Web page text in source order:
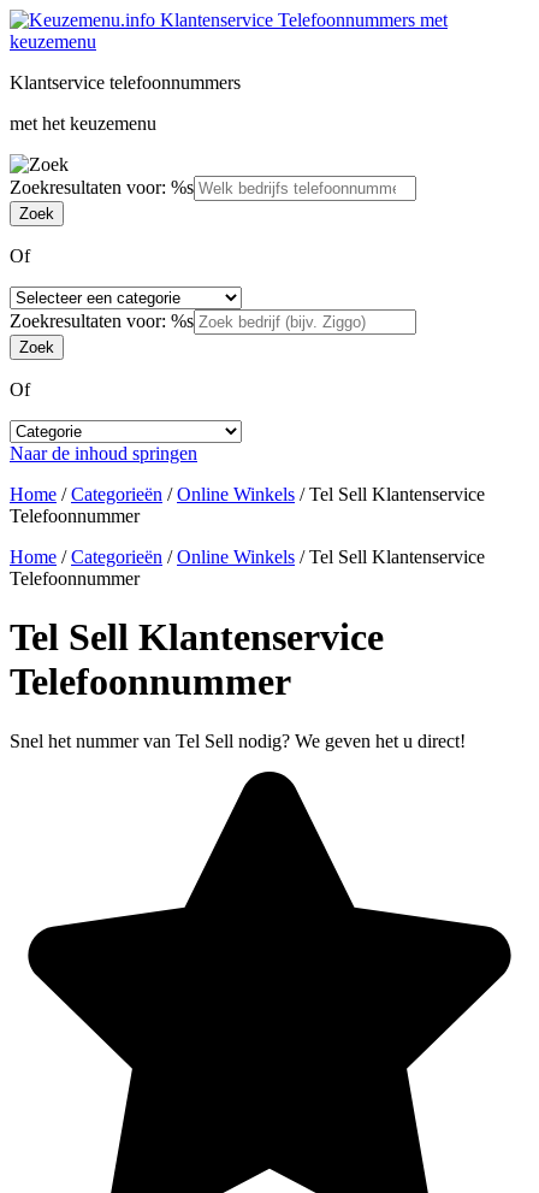
Klantservice telefoonnummers
met het keuzemenu
Zoekresultaten voor: %s
Of
Zoekresultaten voor: %s
Of
Naar de inhoud springen
Home /Categorieën /Online Winkels /Tel Sell Klantenservice
Telefoonnummer
Home /Categorieën /Online Winkels /Tel Sell Klantenservice
Telefoonnummer
Tel Sell Klantenservice
Telefoonnummer
Snel het nummer van Tel Sell nodig? We geven het u direct!